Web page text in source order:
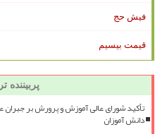
فیش حج
قیمت بیسیم
پربیننده
تأکید شورای عالی آموزش و پرورش بر
دانش آموزان